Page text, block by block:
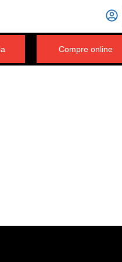
Compre online